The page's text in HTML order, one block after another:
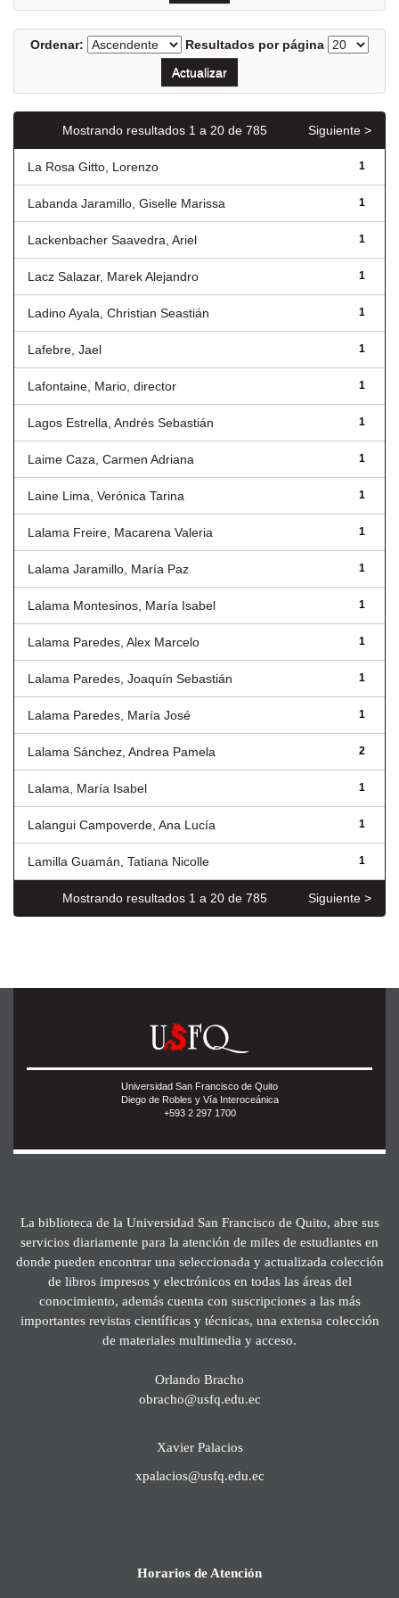
Ordenar: Resultados por página
Mostrando resultados 1 a 20 de 785 Siguiente >
La Rosa Gitto, Lorenzo 1
Labanda Jaramillo, Giselle Marissa 1
Lackenbacher Saavedra, Ariel 1
Lacz Salazar, Marek Alejandro 1
Ladino Ayala, Christian Seastián 1
Lafebre, Jael 1
Lafontaine, Mario, director 1
Lagos Estrella, Andrés Sebastián 1
Laime Caza, Carmen Adriana 1
Laine Lima, Verónica Tarina 1
Lalama Freire, Macarena Valeria 1
Lalama Jaramillo, María Paz 1
Lalama Montesinos, María Isabel 1
Lalama Paredes, Alex Marcelo 1
Lalama Paredes, Joaquín Sebastián 1
Lalama Paredes, María José 1
Lalama Sánchez, Andrea Pamela 2
Lalama, María Isabel 1
Lalangui Campoverde, Ana Lucía 1
Lamilla Guamán, Tatiana Nicolle 1
Mostrando resultados 1 a 20 de 785 Siguiente >
Universidad San Francisco de Quito
Diego de Robles y Vía Interoceánica
+593 2 297 1700
La biblioteca de la Universidad San Francisco de Quito, abre sus
servicios diariamente para la atención de miles de estudiantes en
donde pueden encontrar una seleccionada y actualizada colección
de libros impresos y electrónicos en todas las áreas del
conocimiento, además cuenta con suscripciones a las más
importantes revistas científicas y técnicas, una extensa colección
de materiales multimedia y acceso.
Orlando Bracho
obracho@usfq.edu.ec
Xavier Palacios
xpalacios@usfq.edu.ec
Horarios de Atención